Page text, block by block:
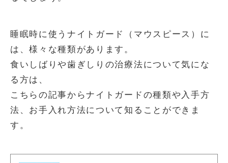
睡眠時に使うナイトガード（マウスピース）に
は、様々な種類があります。
食いしばりや歯ぎしりの治療法について気にな
る方は、
こちらの記事からナイトガードの種類や入手方
法、お手入れ方法について知ることができま
す。